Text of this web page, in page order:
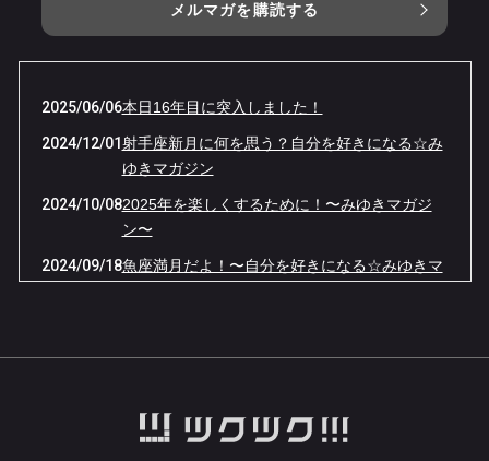
メルマガを購読する
2025/06/06本日16年目に突入しました！
2024/12/01射手座新月に何を思う？自分を好きになる☆み
ゆきマガジン
2024/10/082025年を楽しくするために！〜みゆきマガジ
ン〜
2024/09/18魚座満月だよ！〜自分を好きになる☆みゆきマ
ツーソン販売会いたします！